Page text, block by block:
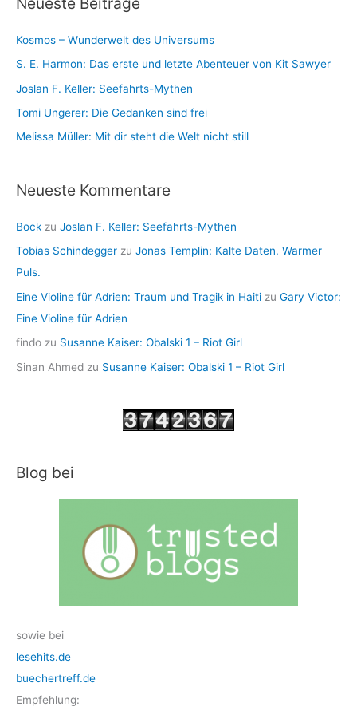
e
h
v
Kosmos – Wunderwelt des Universums
S. E. Harmon: Das erste und letzte Abenteuer von Kit Sawyer
Joslan F. Keller: Seefahrts-Mythen
Tomi Ungerer: Die Gedanken sind frei
Melissa Müller: Mit dir steht die Welt nicht still
Neueste Kommentare
Bock zu Joslan F. Keller: Seefahrts-Mythen
Tobias Schindegger zu Jonas Templin: Kalte Daten. Warmer
Puls.
Eine Violine für Adrien: Traum und Tragik in Haiti zu Gary Victor:
Eine Violine für Adrien
findo zu Susanne Kaiser: Obalski 1 – Riot Girl
Sinan Ahmed zu Susanne Kaiser: Obalski 1 – Riot Girl
Blog bei
sowie bei
lesehits.de
buechertreff.de
Empfehlung: